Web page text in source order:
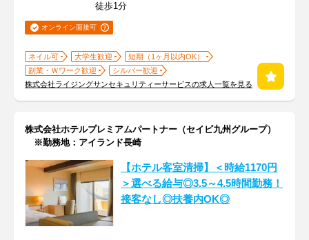
徒歩1分
オンライン面接可
ネイル可 大学生歓迎
短期（1ヶ月以内OK）
副業・Ｗワーク歓迎
シルバー歓迎
株式会社ライジングサンセキュリティーサービスの求人一覧を見る
株式会社ホテルプレミアムパートナー（セイビ九州グループ）
※勤務地：アイランド長崎
【ホテル客室清掃】＜時給1170円
＞選べる給与◎3.5～4.5時間勤務！
接客なし◎扶養内OK◎